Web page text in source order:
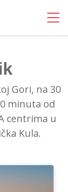
Gori, na 30
minuta od
centrima u
Kula.